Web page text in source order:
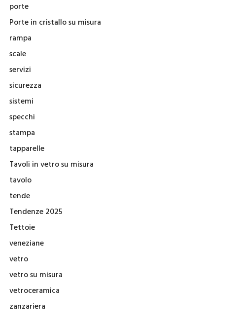
porte
Porte in cristallo su misura
rampa
scale
servizi
sicurezza
sistemi
specchi
stampa
tapparelle
Tavoli in vetro su misura
tavolo
tende
Tendenze 2025
Tettoie
veneziane
vetro
vetro su misura
vetroceramica
zanzariera